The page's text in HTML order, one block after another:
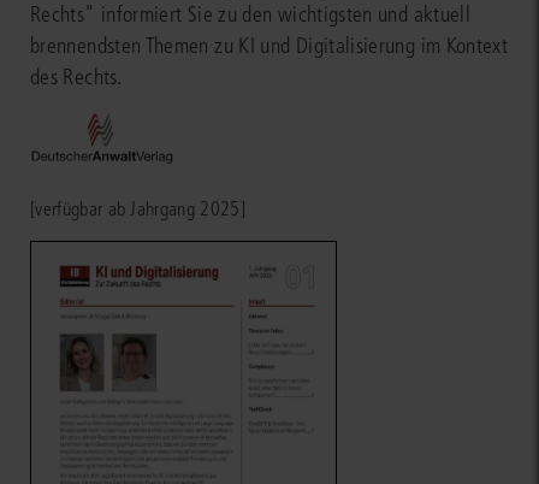
Rechts" informiert Sie zu den wichtigsten und aktuell
brennendsten Themen zu KI und Digitalisierung im Kontext
des Rechts.
[verfügbar ab Jahrgang 2025]